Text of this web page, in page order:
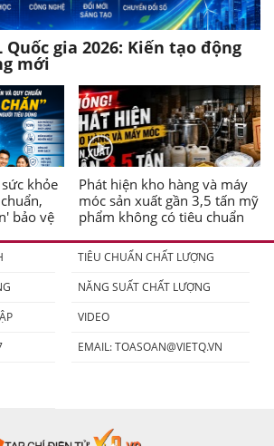
Quốc gia 2026: Kiến tạo động
mới
khỏe
bảo vệ
Phát hiện kho hàng và máy
móc sản xuất gần 3,5 tấn mỹ
phẩm không có tiêu chuẩn
TIÊU CHUẨN CHẤT LƯỢNG
NĂNG SUẤT CHẤT LƯỢNG
VIDEO
EMAIL:TOASOAN@VIETQ.VN